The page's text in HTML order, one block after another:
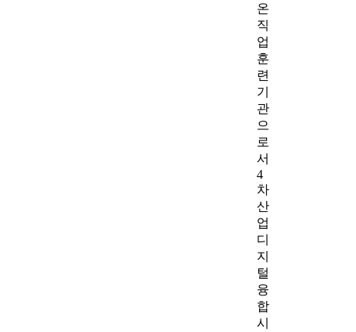
온
직
업
훈
련
기
관
으
로
서
4
차
산
업
디
지
털
융
합
시